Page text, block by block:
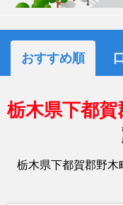
おすすめ順
栃木県下都
栃木県下都賀郡野木